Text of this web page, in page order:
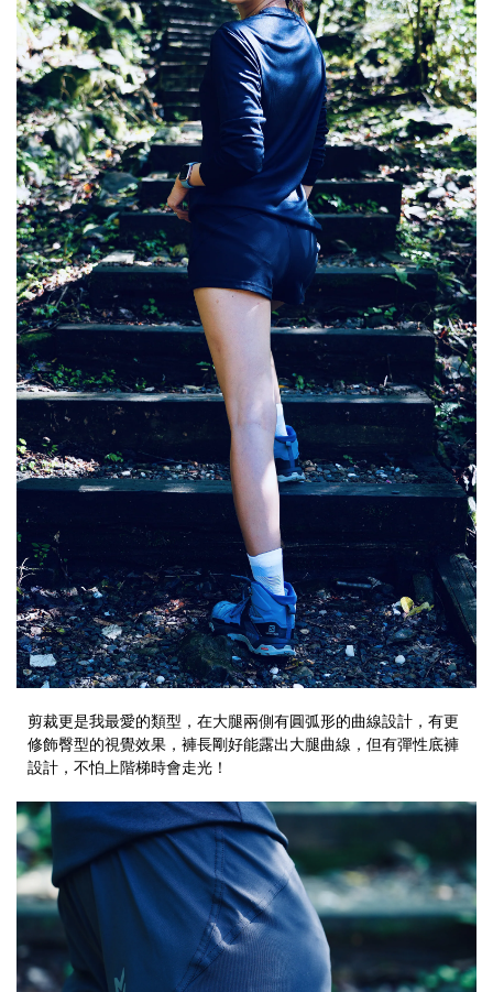
剪裁更是我最愛的類型，在大腿兩側有圓弧形的曲線設計，有更
修飾臀型的視覺效果，褲長剛好能露出大腿曲線，但有彈性底褲
設計，不怕上階梯時會走光！